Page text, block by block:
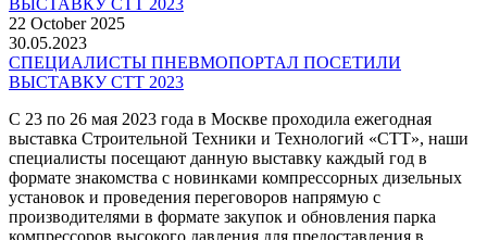
22 October 2025
30.05.2023
СПЕЦИАЛИСТЫ ПНЕВМОПОРТАЛ ПОСЕТИЛИ
ВЫСТАВКУ СТТ 2023
С 23 по 26 мая 2023 года в Москве проходила ежегодная
выставка Строительной Техники и Технологий «СТТ», наши
специалисты посещают данную выставку каждый год в
формате знакомства с новинками компрессорных дизельных
установок и проведения переговоров напрямую с
производителями в формате закупок и обновления парка
компрессоров высокого давления для предоставления в